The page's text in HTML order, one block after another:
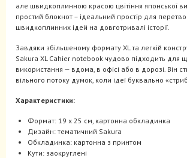
але швидкоплинною красою цвітіння японської
простий блокнот – ідеальний простір для
швидкоплинних ідей на довготривалі історії.
Завдяки збільшеному формату XL та легкій
Sakura XL Cahier notebook чудово підходить для
використання — вдома, в офісі або в дорозі. Він
вільного потоку думок, коли ідеї буквально
Характеристики:
Формат: 19 x 25 см, картонна обкладинка
Дизайн: тематичний Sakura
Обкладинка: картонна з принтом
Кути: заокруглені